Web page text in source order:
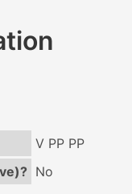
V PP PP
No